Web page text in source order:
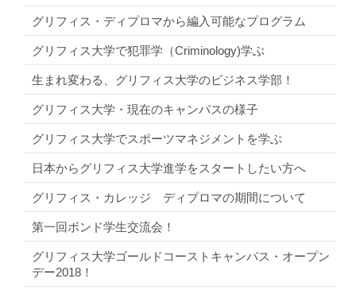
グリフィス・ディプロマから編入可能なプログラム
グリフィス大学で犯罪学（Criminology)学ぶ
生まれ変わる、グリフィス大学のビジネス学部！
グリフィス大学・現在のキャンパスの様子
グリフィス大学でスポーツマネジメントを学ぶ
日本からグリフィス大学進学をスタートしたい方へ
グリフィス・カレッジ ディプロマの期間について
第一回ボンド学生交流会！
グリフィス大学ゴールドコーストキャンパス・オープン
デー2018！